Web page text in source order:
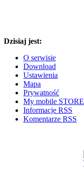
Dzisiaj jest:
O serwisie
Download
Ustawienia
Mapa
Prywatność
My mobile STORE
Informacje RSS
Komentarze RSS